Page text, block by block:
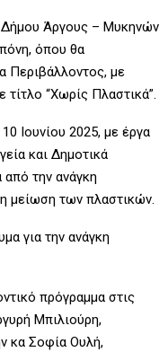
Δήμου Άργους – Μυκηνών
όπου θα
Περιβάλλοντος, με
“Χωρίς Πλαστικά”.
Ιουνίου 2025, με έργα
και Δημοτικά
την ανάγκη
μείωση των πλαστικών.
για την ανάγκη
πρόγραμμα στις
Μπιλιούρη,
κα Σοφία Ουλή,